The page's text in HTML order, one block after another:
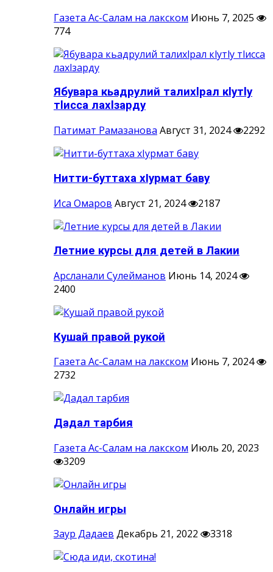
Газета Ас-Салам на лакском Июнь 7, 2025
774
Ябувара кьадрулий талихlрал кlутlу
тlисса лахlзарду
Патимат Рамазанова Август 31, 2024 2292
Нитти-буттаха хIурмат баву
Иса Омаров Август 21, 2024 2187
Летние курсы для детей в Лакии
Арсланали Сулейманов Июнь 14, 2024
2400
Кушай правой рукой
Газета Ас-Салам на лакском Июнь 7, 2024
2732
Дадал тарбия
Газета Ас-Салам на лакском Июль 20, 2023
3209
Онлайн игры
Заур Дадаев Декабрь 21, 2022 3318